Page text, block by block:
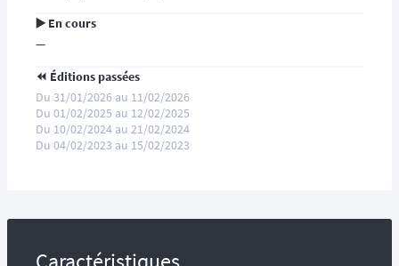
▶️ En cours
—
⏪️ Éditions passées
Du 31/01/2026 au 11/02/2026
Du 01/02/2025 au 12/02/2025
Du 10/02/2024 au 21/02/2024
Du 04/02/2023 au 15/02/2023